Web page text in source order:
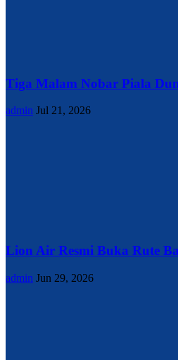
Tiga Malam Nobar Piala
admin Jul 21, 2026
Lion Air Resmi Buka Rute
admin Jun 29, 2026